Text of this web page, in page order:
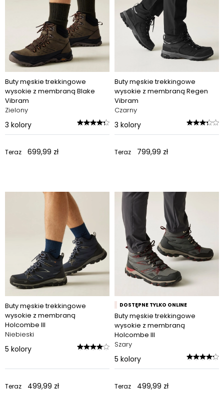
Buty męskie trekkingowe
wysokie z membraną Blake
Vibram
Zielony
3 kolory
Teraz 699,99 zł
Buty męskie trekkingowe
wysokie z membraną Regen
Vibram
Czarny
3 kolory
Teraz 799,99 zł
Buty męskie trekkingowe
wysokie z membraną
Holcombe III
Niebieski
5 kolory
Teraz 499,99 zł
DOSTĘPNE TYLKO ONLINE
Buty męskie trekkingowe
wysokie z membraną
Holcombe III
Szary
5 kolory
Teraz 499,99 zł